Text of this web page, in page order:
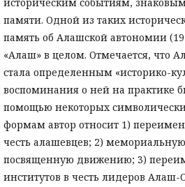
историческим событиям,
памяти. Одной из таких
память об Алашской автономии
«Алаш» в целом. Отмечается, что
стала определенным «историко-
воспоминания о ней на практике
помощью некоторых
формам автор относит 1)
честь алашевцев; 2)
посвященную движению; 3)
институтов в честь лидеров